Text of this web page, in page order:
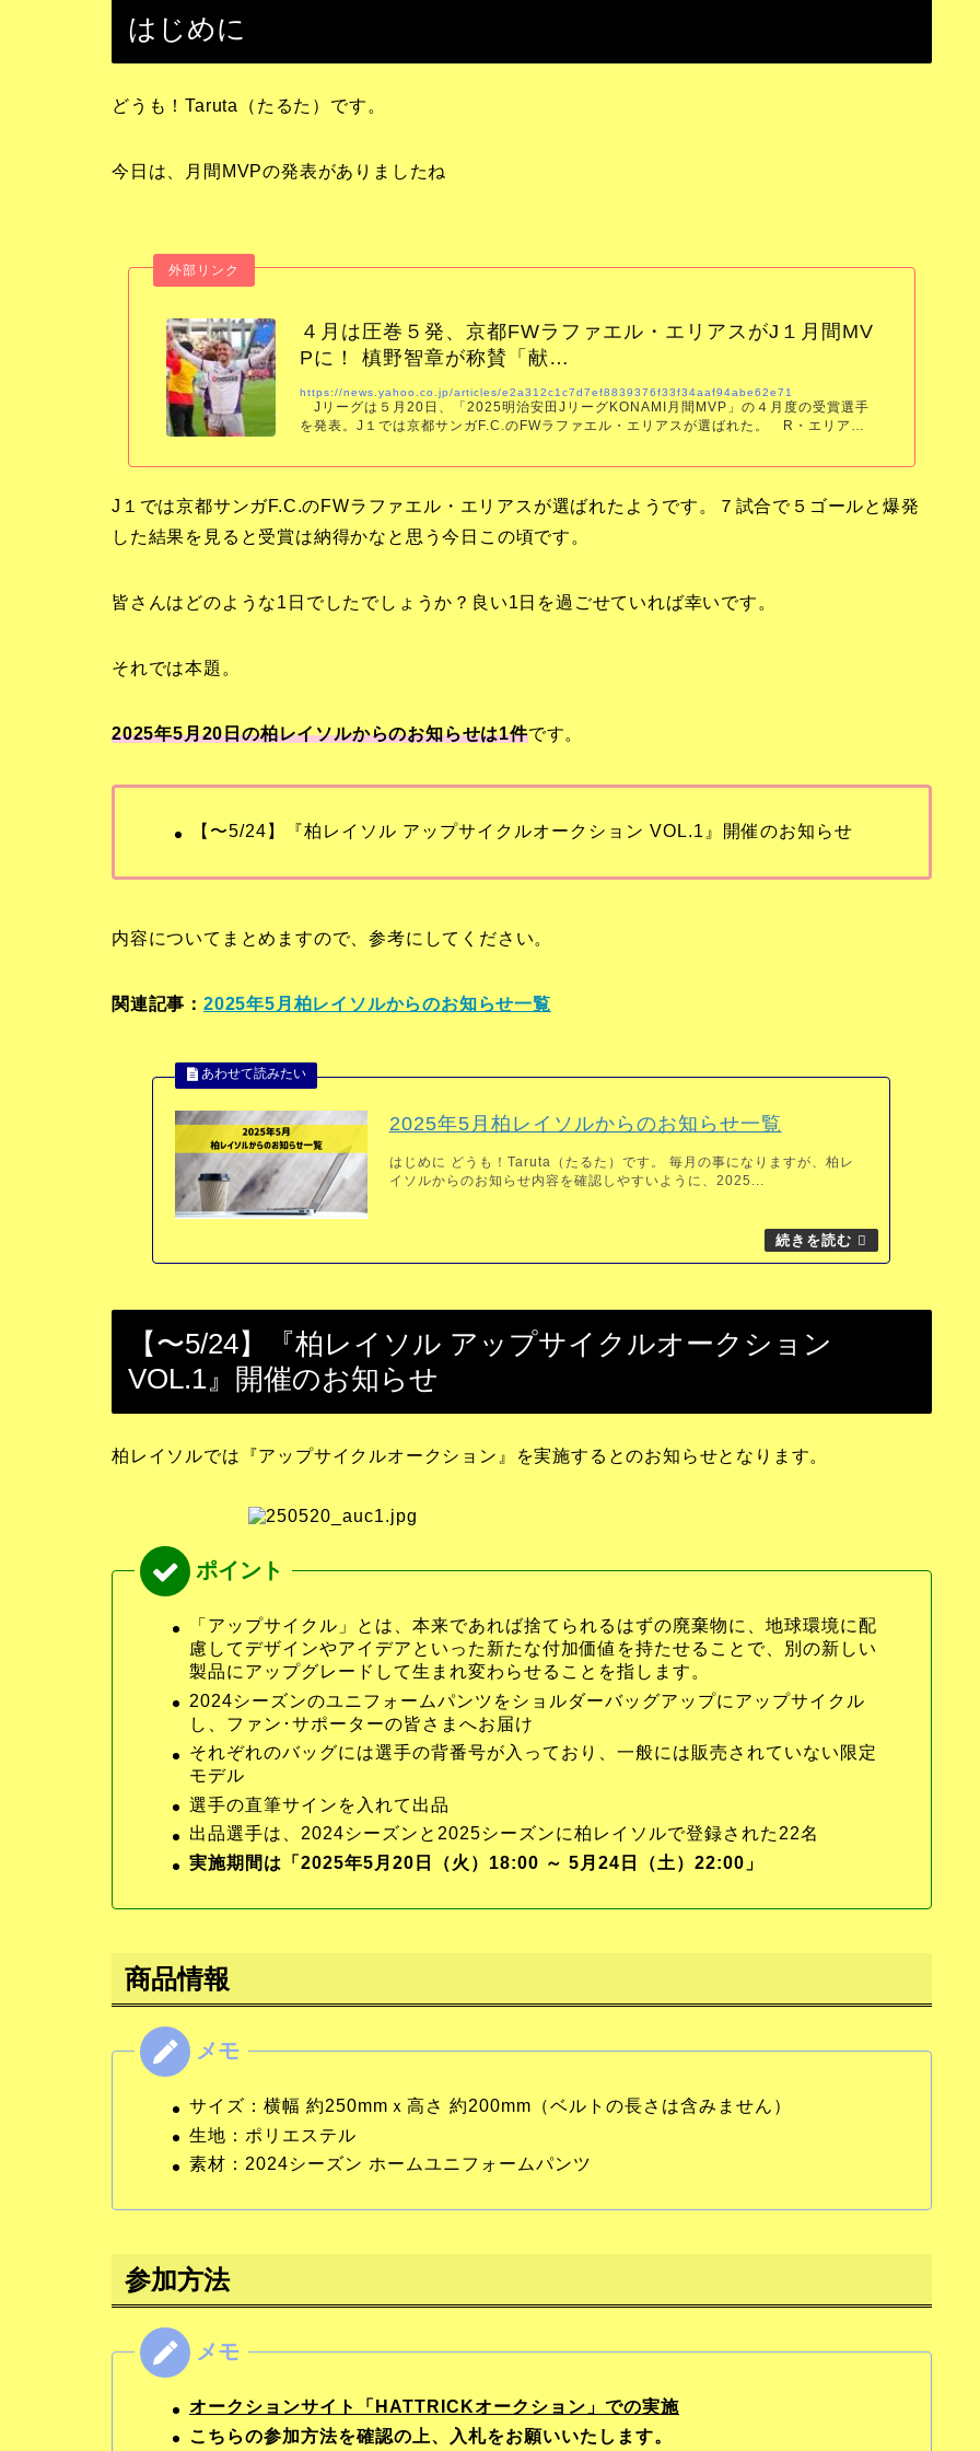
はじめに
どうも！Taruta（たるた）です。
今日は、月間MVPの発表がありましたね
４月は圧巻５発、京都FWラファエル・エリアスがJ１月間MV
Pに！ 槙野智章が称賛「献…
https://news.yahoo.co.jp/articles/e2a312c1c7d7ef8839376f33f34aaf94abe62e71
Jリーグは５月20日、「2025明治安田JリーグKONAMI月間MVP」の４月度の受賞選手
を発表。J１では京都サンガF.C.のFWラファエル・エリアスが選ばれた。 R・エリアス
J１では京都サンガF.C.のFWラファエル・エリアスが選ばれたようです。７試合で５ゴールと爆発
した結果を見ると受賞は納得かなと思う今日この頃です。
皆さんはどのような1日でしたでしょうか？良い1日を過ごせていれば幸いです。
それでは本題。
2025年5月20日の柏レイソルからのお知らせは1件です。
【〜5/24】『柏レイソル アップサイクルオークション VOL.1』開催のお知らせ
内容についてまとめますので、参考にしてください。
関連記事： 2025年5月柏レイソルからのお知らせ一覧
2025年5月柏レイソルからのお知らせ一覧
はじめに どうも！Taruta（たるた）です。 毎月の事になりますが、柏レ
イソルからのお知らせ内容を確認しやすいように、2025...
【〜5/24】『柏レイソル アップサイクルオークション
VOL.1』開催のお知らせ
柏レイソルでは『アップサイクルオークション』を実施するとのお知らせとなります。
「アップサイクル」とは、本来であれば捨てられるはずの廃棄物に、地球環境に配
慮してデザインやアイデアといった新たな付加価値を持たせることで、別の新しい
製品にアップグレードして生まれ変わらせることを指します。
2024シーズンのユニフォームパンツをショルダーバッグアップにアップサイクル
し、ファン･サポーターの皆さまへお届け
それぞれのバッグには選手の背番号が入っており、一般には販売されていない限定
モデル
選手の直筆サインを入れて出品
出品選手は、2024シーズンと2025シーズンに柏レイソルで登録された22名
実施期間は「2025年5月20日（火）18:00 ～ 5月24日（土）22:00」
商品情報
サイズ：横幅 約250mmｘ高さ 約200mm（ベルトの長さは含みません）
生地：ポリエステル
素材：2024シーズン ホームユニフォームパンツ
参加方法
オークションサイト「HATTRICKオークション」での実施
こちらの参加方法を確認の上、入札をお願いいたします。